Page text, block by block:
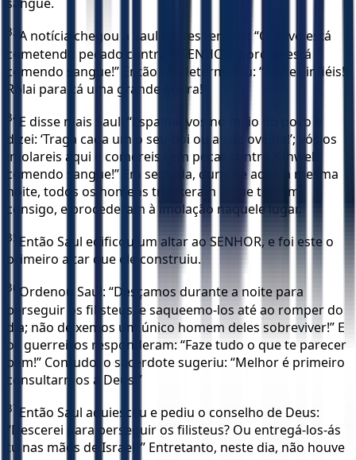
33 A notícia chegou a Saul nestes termos: “O povo está
cometendo pecado contra o SENHOR, porque está
comendo sangue!” Então ele determinou: “Fostes infiéis!
Rolai para cá uma grande pedra!”
34 E disse mais Saul: “Espalhai-vos no meio do povo e
dizei: ‘Traga cada um o seu boi ou a sua ovelha!’; vós os
imolareis aqui e comereis sem pecar contra Yahweh
comendo sangue!” Em seguida, durante aquela mesma
noite, todos os homens trouxeram o que tinham
consigo, e procederam à imolação naquele lugar.
35 Então Saul edificou um altar ao SENHOR, e foi este o
primeiro altar que ele construiu.
36 Ordenou Saul: “Desçamos durante a noite para
perseguir os filisteus, e saqueemo-los até ao romper do
dia; não deixemos um único homem deles sobreviver!” E
os guerreiros responderam: “Faze tudo o que te parecer
bem!” Contudo, o sacerdote sugeriu: “Melhor é primeiro
consultarmos a Deus!”
37 Então Saul aquiesceu e pediu o conselho de Deus:
“Descerei para perseguir os filisteus? Ou entregá-los-ás
tu nas mãos de Israel?” Entretanto, neste dia, não houve